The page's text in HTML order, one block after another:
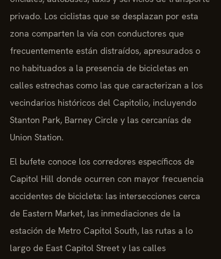
privado. Los ciclistas que se desplazan por esta
zona comparten la vía con conductores que
frecuentemente están distraídos, apresurados o
no habituados a la presencia de bicicletas en
calles estrechas como las que caracterizan a los
vecindarios históricos del Capitolio, incluyendo
Stanton Park, Barney Circle y las cercanías de
Union Station.
El bufete conoce los corredores específicos de
Capitol Hill donde ocurren con mayor frecuencia
accidentes de bicicleta: las intersecciones cerca
de Eastern Market, las inmediaciones de la
estación de Metro Capitol South, las rutas a lo
largo de East Capitol Street y las calles